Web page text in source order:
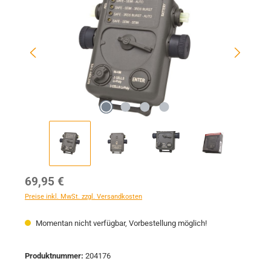
Regulärer Preis:
69,95 €
Preise inkl. MwSt. zzgl. Versandkosten
Momentan nicht verfügbar, Vorbestellung möglich!
Produktnummer: 204176